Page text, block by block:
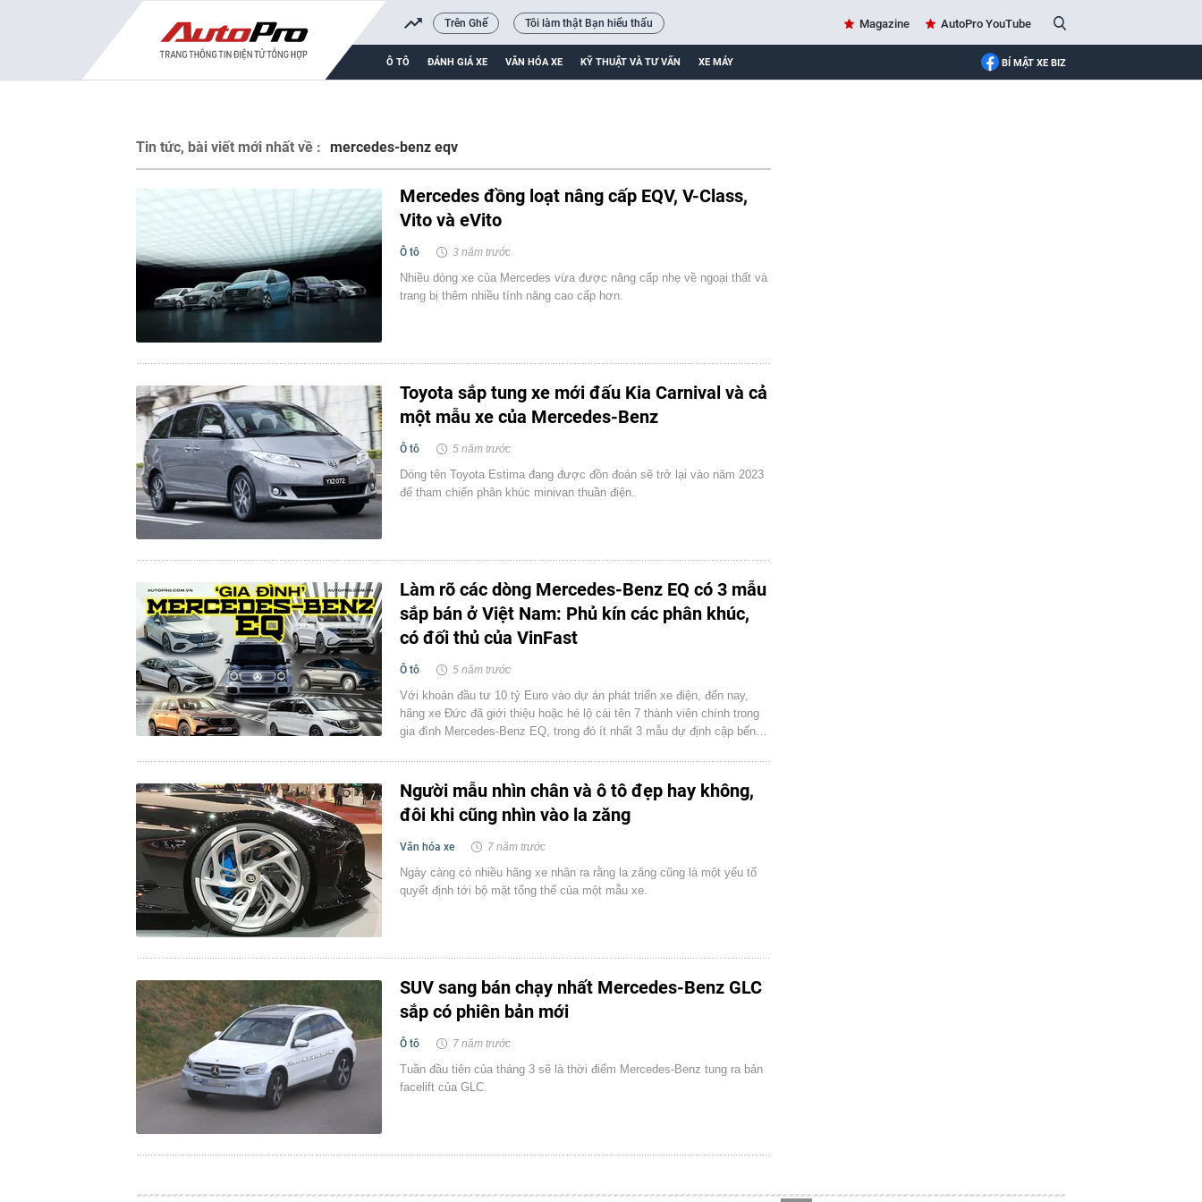
Trên Ghế Tôi làm thật Bạn hiểu thấu Magazine AutoPro YouTube
Ô TÔ ĐÁNH GIÁ XE VĂN HÓA XE KỸ THUẬT VÀ TƯ VẤN XE MÁY BÍ MẬT XE BIZ
Tin tức, bài viết mới nhất về : mercedes-benz eqv
Mercedes đồng loạt nâng cấp EQV, V-Class,
Vito và eVito
Ô tô 3 năm trước
Nhiều dòng xe của Mercedes vừa được nâng cấp nhẹ về ngoại thất và
trang bị thêm nhiều tính năng cao cấp hơn.
Toyota sắp tung xe mới đấu Kia Carnival và cả
một mẫu xe của Mercedes-Benz
Ô tô 5 năm trước
Dòng tên Toyota Estima đang được đồn đoán sẽ trở lại vào năm 2023
để tham chiến phân khúc minivan thuần điện.
Làm rõ các dòng Mercedes-Benz EQ có 3 mẫu
sắp bán ở Việt Nam: Phủ kín các phân khúc,
có đối thủ của VinFast
Ô tô 5 năm trước
Với khoản đầu tư 10 tỷ Euro vào dự án phát triển xe điện, đến nay,
hãng xe Đức đã giới thiệu hoặc hé lộ cái tên 7 thành viên chính trong
gia đình Mercedes-Benz EQ, trong đó ít nhất 3 mẫu dự định cập bến…
Người mẫu nhìn chân và ô tô đẹp hay không,
đôi khi cũng nhìn vào la zăng
Văn hóa xe 7 năm trước
Ngày càng có nhiều hãng xe nhận ra rằng la zăng cũng là một yếu tố
quyết định tới bộ mặt tổng thể của một mẫu xe.
SUV sang bán chạy nhất Mercedes-Benz GLC
sắp có phiên bản mới
Ô tô 7 năm trước
Tuần đầu tiên của tháng 3 sẽ là thời điểm Mercedes-Benz tung ra bản
facelift của GLC.